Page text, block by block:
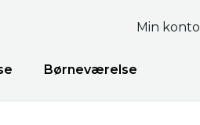
Børneværelse
Min konto